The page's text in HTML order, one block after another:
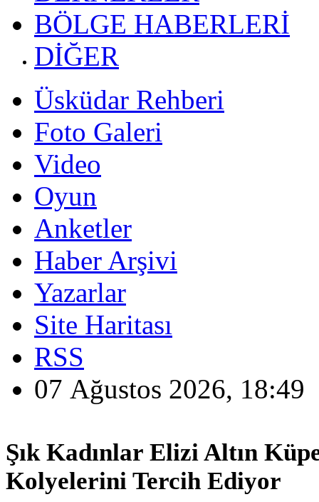
BÖLGE HABERLERİ
DİĞER
Üsküdar Rehberi
Foto Galeri
Video
Oyun
Anketler
Haber Arşivi
Yazarlar
Site Haritası
RSS
07 Ağustos 2026, 18:49
Şık Kadınlar Elizi Altın
Kolyelerini Tercih Ediyor